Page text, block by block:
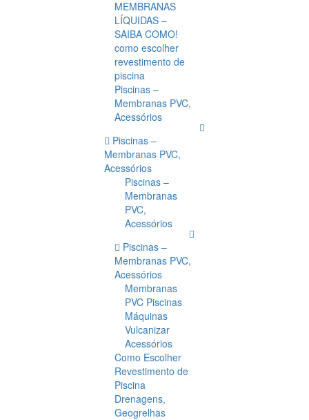
MEMBRANAS
LÍQUIDAS –
SAIBA COMO!
como escolher
revestimento de
piscina
Piscinas –
Membranas PVC,
Acessórios
Piscinas –
Membranas PVC,
Acessórios
Piscinas –
Membranas
PVC,
Acessórios
Piscinas –
Membranas PVC,
Acessórios
Membranas
PVC Piscinas
Máquinas
Vulcanizar
Acessórios
Como Escolher
Revestimento de
Piscina
Drenagens,
Geogrelhas